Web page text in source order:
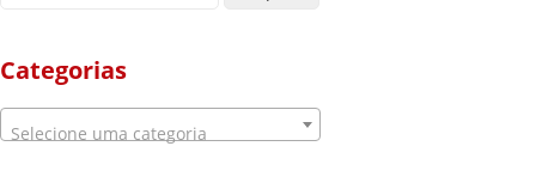
Categorias
Selecione uma categoria